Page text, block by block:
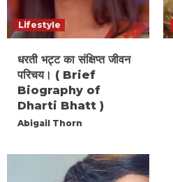
Lifestyle
धरती भट्ट का संक्षिप्त जीवन
परिचय। ( Brief
Biography of
Dharti Bhatt )
Abigail Thorn